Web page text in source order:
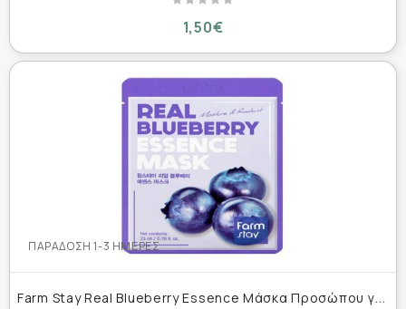
1,50€
ΠΑΡΆΔΟΣΗ 1-3 ΗΜΈΡΕΣ
F
arm Stay Real Blueberry Essence Μάσκα Προσώπου για Αναζωογόνηση,Θρέψη,Ενυδάτωση & Αντιγήρανση 23ml